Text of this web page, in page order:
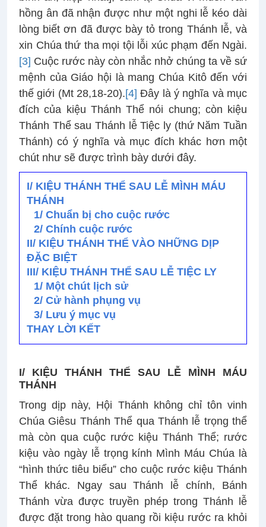
hồng ân đã nhận được như một nghi lễ kéo dài
lòng biết ơn đã được bày tỏ trong Thánh lễ, và
xin Chúa thứ tha mọi tội lỗi xúc phạm đến Ngài.
[3] Cuộc rước này còn nhắc nhở chúng ta về sứ
mệnh của Giáo hội là mang Chúa Kitô đến với
thế giới (Mt 28,18-20).[4] Đây là ý nghĩa và mục
đích của kiệu Thánh Thể nói chung; còn kiệu
Thánh Thể sau Thánh lễ Tiệc ly (thứ Năm Tuần
Thánh) có ý nghĩa và mục đích khác hơn một
chút như sẽ được trình bày dưới đây.
I/ KIỆU THÁNH THỂ SAU LỄ MÌNH MÁU
THÁNH
1/ Chuẩn bị cho cuộc rước
2/ Chính cuộc rước
II/ KIỆU THÁNH THỂ VÀO NHỮNG DỊP
ĐẶC BIỆT
III/ KIỆU THÁNH THỂ SAU LỄ TIỆC LY
1/ Một chút lịch sử
2/ Cử hành phụng vụ
3/ Lưu ý mục vụ
THAY LỜI KẾT
I/ KIỆU THÁNH THỂ SAU LỄ MÌNH MÁU
THÁNH
Trong dịp này, Hội Thánh không chỉ tôn vinh
Chúa Giêsu Thánh Thể qua Thánh lễ trọng thể
mà còn qua cuộc rước kiệu Thánh Thể; rước
kiệu vào ngày lễ trọng kính Mình Máu Chúa là
“hình thức tiêu biểu” cho cuộc rước kiệu Thánh
Thể khác. Ngay sau Thánh lễ chính, Bánh
Thánh vừa được truyền phép trong Thánh lễ
được đặt trong hào quang rồi kiệu rước ra khỏi